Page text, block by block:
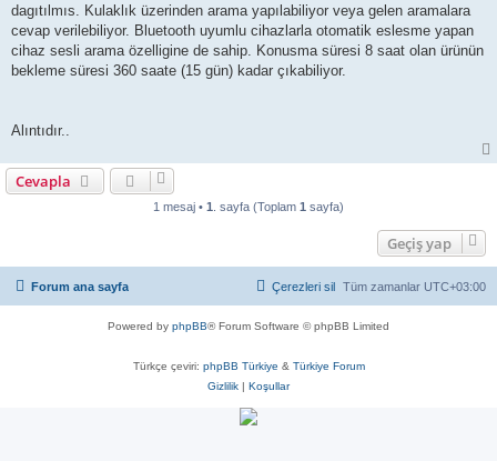
dagıtılmıs. Kulaklık üzerinden arama yapılabiliyor veya gelen aramalara
cevap verilebiliyor. Bluetooth uyumlu cihazlarla otomatik eslesme yapan
cihaz sesli arama özelligine de sahip. Konusma süresi 8 saat olan ürünün
bekleme süresi 360 saate (15 gün) kadar çıkabiliyor.
Alıntıdır..
Cevapla
1 mesaj • 1 . sayfa (Toplam 1 sayfa)
Geçiş yap
Forum ana sayfa Tüm zamanlar UTC+03:00
Çerezleri sil
Powered by phpBB® Forum Software © phpBB Limited
Türkçe çeviri: phpBB Türkiye & Türkiye Forum
Gizlilik | Koşullar